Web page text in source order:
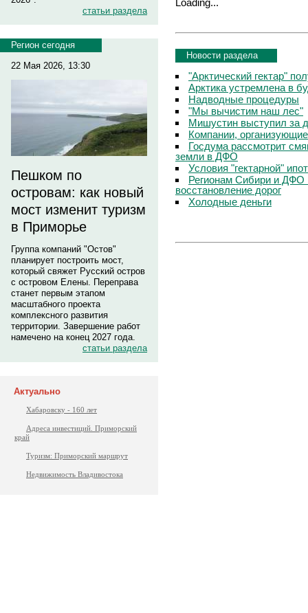
статьи раздела
Регион сегодня
22 Мая 2026, 13:30
Пешком по
островам: как новый
мост изменит туризм
в Приморье
Группа компаний "Остов"
планирует построить мост,
который свяжет Русский остров
с островом Елены. Переправа
станет первым этапом
масштабного проекта
комплексного развития
территории. Завершение работ
намечено на конец 2027 года.
статьи раздела
Актуально
Хабаровску - 160 лет
Адреса инвестиций. Приморский
край
Туризм: Приморский маршрут
Недвижимость Владивостока
Новости раздела
"Арктический гектар"
Арктика устремлена в
Надводные процедуры
"Мы вычистим наш лес"
Мишустин выступил за
Компании,
Госдума рассмотрит
земли в ДФО
Условия "гектарной"
Регионам Сибири и ДФО
восстановление дорог
Холодные деньги